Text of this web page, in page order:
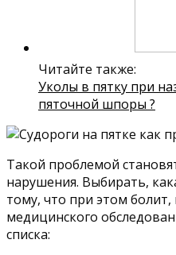
Читайте также:
Уколы в пятку при
пяточной шпоры ?
Такой проблемой
нарушения. Выбирать,
тому, что при этом
медицинского
списка: